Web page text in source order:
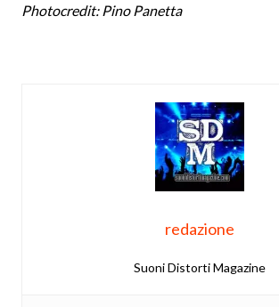
Photocredit: Pino Panetta
redazione
Suoni Distorti Magazine